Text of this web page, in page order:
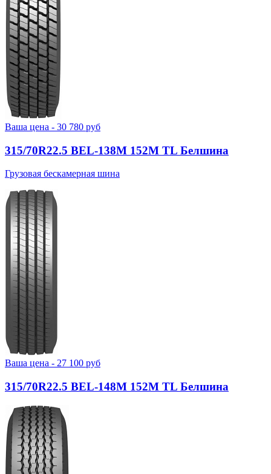
Ваша цена - 30 780 руб
315/70R22.5 BEL-138М 152M TL Белшина
Грузовая бескамерная шина
Ваша цена - 27 100 руб
315/70R22.5 BEL-148М 152M TL Белшина